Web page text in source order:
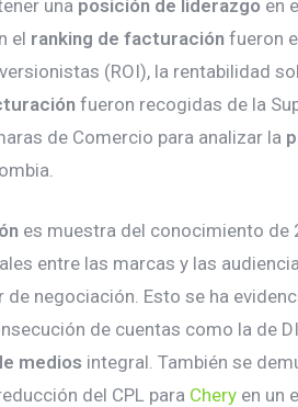
una posición de liderazgo en
el ranking de facturación fueron
(ROI), la rentabilidad
fueron recogidas de la
de Comercio para analizar la
es muestra del conocimiento de
entre las marcas y las
negociación. Esto se ha
de cuentas como la de
medios integral. También se
del CPL para Chery en un